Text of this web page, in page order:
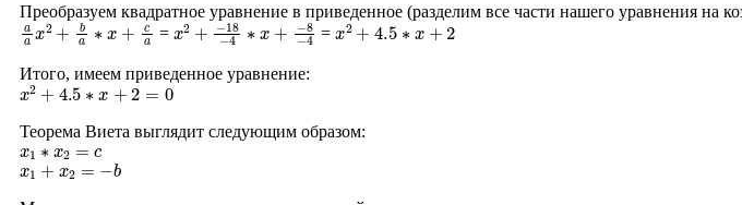
Преобразуем квадратное уравнение в приведенное (разделим все части нашего уравнения на
aax2+ba∗x+ca = x2+−18−4∗x+
−8−4 =x2+4.5∗ x+2
Итого, имеем приведенное уравнение:
x2+4.5∗x+2=0
Теорема Виета выглядит следующим образом:
x1∗x2= c
x1 + x2 =− b